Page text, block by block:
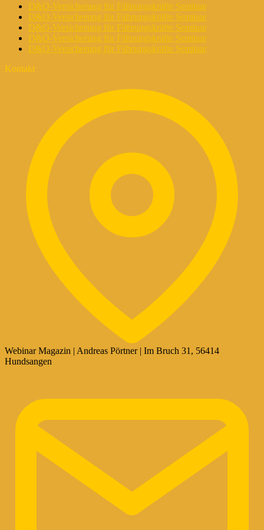
D&O-Versicherung für Führungskräfte Seminar
D&O-Versicherung für Führungskräfte Seminar
D&O-Versicherung für Führungskräfte Seminar
D&O-Versicherung für Führungskräfte Seminar
D&O-Versicherung für Führungskräfte Seminar
Kontakt
Webinar Magazin | Andreas Pörtner | Im Bruch 31, 56414
Hundsangen